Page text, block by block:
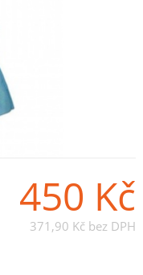
450 Kč
371,90 Kč bez DPH